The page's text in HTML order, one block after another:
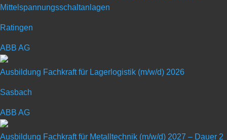
Mittelspannungsschaltanlagen
Ratingen
ABB AG
Ausbildung Fachkraft für Lagerlogistik (m/w/d) 2026
Sasbach
ABB AG
Ausbildung Fachkraft für Metalltechnik (m/w/d) 2027 – Dauer 2
(m/w/d) 2027
Art: Duales Studium
Ausbildungsberuf: Sonstige